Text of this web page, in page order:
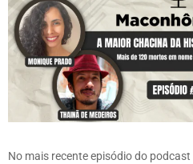
No mais recente episódio do podcast